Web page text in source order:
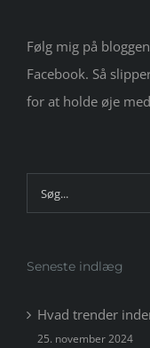
Følg mig på
Facebook. Så
for at holde øje
Søg
efter:
Seneste indlæg
Hvad trender
25. november 2024